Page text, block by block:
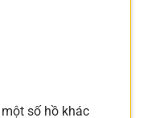
số hồ khác